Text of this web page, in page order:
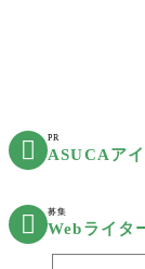
 PR
ASUCAア
 募集
Webライタ